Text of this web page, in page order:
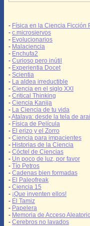
- Física en la Ciencia Ficción
- c.microsiervos
- Evolucionarios
- Malaciencia
- Enchufa2
- Curioso pero inútil
- Experientia Docet
- Scientia
- La aldea irreductible
- Ciencia en el siglo XXI
- Critical Thinking
- Ciencia Kanija
- La Ciencia de tu vida
-Atalaya: desde la tela de
- Física de Película
- El erizo y el Zorro
- Ciencia para impacientes
- Historias de la Ciencia
- Cóctel de Ciencias
- Un poco de luz, por favor
- Tío Petros
- Cadenas bien formadas
- El Paleofreak
- Ciencia 15
- ¡Que inventen ellos!
- El Tamiz
- Papelera
- Memoria de Acceso Aleatorio
- Cerebros no lavados